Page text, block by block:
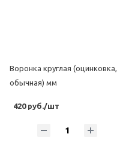
Воронка круглая (оцинковка,
обычная) мм
420 руб./шт